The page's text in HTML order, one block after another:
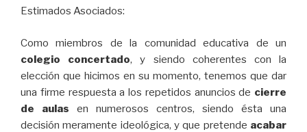
Estimados Asociados:
Como miembros de la comunidad educativa de un
colegio concertado, y siendo coherentes con la
elección que hicimos en su momento, tenemos que dar
una firme respuesta a los repetidos anuncios de cierre
de aulas en numerosos centros, siendo ésta una
decisión meramente ideológica, y que pretende acabar